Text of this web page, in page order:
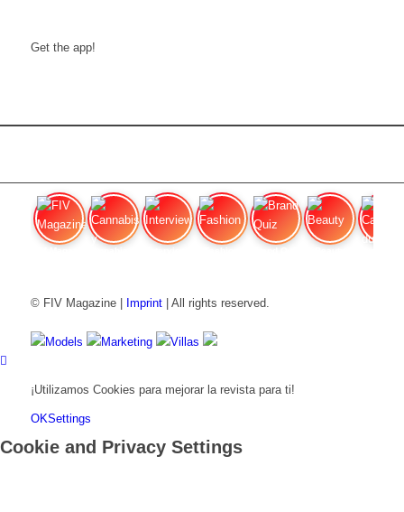
Get the app!
© FIV Magazine | Imprint| All rights reserved.
Models Marketing Villas
¡Utilizamos Cookies para mejorar la revista para ti!
OKSettings
Cookie and Privacy Settings